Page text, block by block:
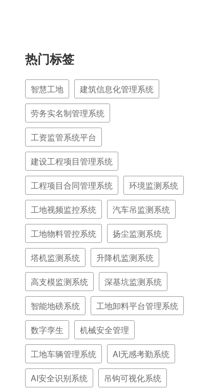
热门标签
智慧工地 建筑信息化管理系统
劳务实名制管理系统
工资监管系统平台
建设工程项目管理系统
工程项目合同管理系统 环境监测系统
工地视频监控系统 汽车吊监测系统
工地物料管控系统 扬尘监测系统
塔机监测系统 升降机监测系统
高支模监测系统 深基坑监测系统
智能地磅系统 工地卸料平台管理系统
数字孪生 机械安全管理
工地车辆管理系统 AI无感考勤系统
AI安全识别系统 吊钩可视化系统